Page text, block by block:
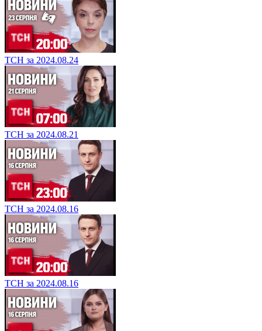
ТСН за 2024.08.24
ТСН за 2024.08.21
ТСН за 2024.08.16
ТСН за 2024.08.16